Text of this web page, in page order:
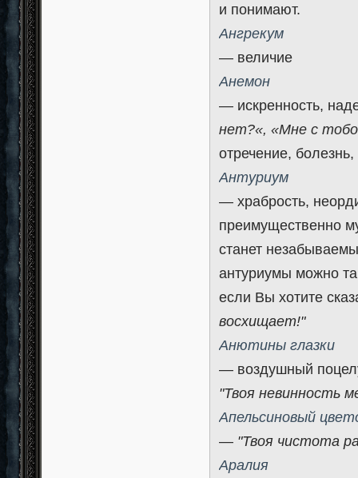
и понимают.
Ангрекум
— величие
Анемон
— искренность,
нет?«, «Мне с
отречение,
Антуриум
— храбрость,
преимущественно
станет
антуриумы можно
если Вы хотите
восхищает!"
Анютины глазки
— воздушный
"Твоя невинность
Апельсиновый
— "Твоя чистота
Аралия